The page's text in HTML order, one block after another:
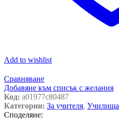
Add to wishlist
Сравняване
Добавяне към списък с желания
Код: a01977c80487
Категории: За учителя, Училища
Споделяне: